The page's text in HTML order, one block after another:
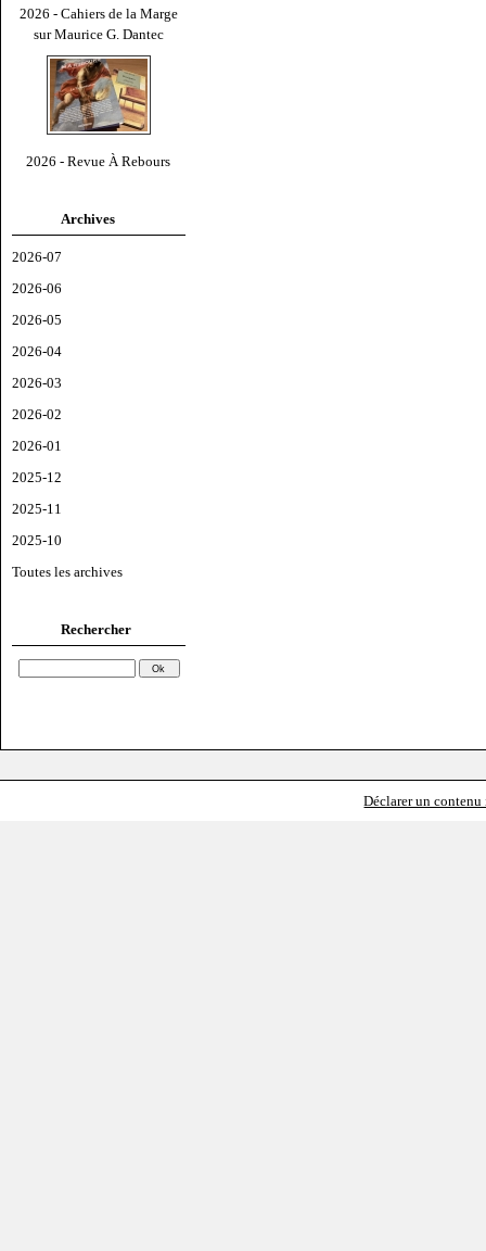
2026 - Cahiers de la Marge
sur Maurice G. Dantec
2026 - Revue À Rebours
Archives
2026-07
2026-06
2026-05
2026-04
2026-03
2026-02
2026-01
2025-12
2025-11
2025-10
Toutes les archives
Rechercher
Déclarer un